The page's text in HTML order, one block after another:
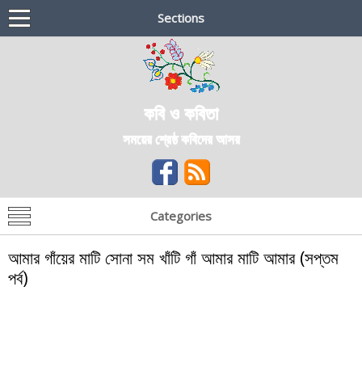
Sections
কবি ও কবিতা
সময়ের শ্রেষ্ঠ কবিদের আসর
Categories
আমার গাঁয়ের মাটি সোনা সম খাঁটি গাঁ আমার মাটি আমার (সপ্তম
পর্ব)